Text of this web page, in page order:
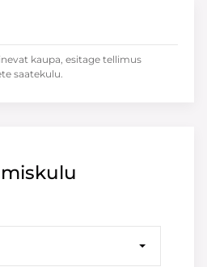
kaupa, esitage tellimus
saatekulu.